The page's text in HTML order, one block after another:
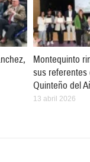
Montequinto
sus
Quinteño del
13 abril 2026